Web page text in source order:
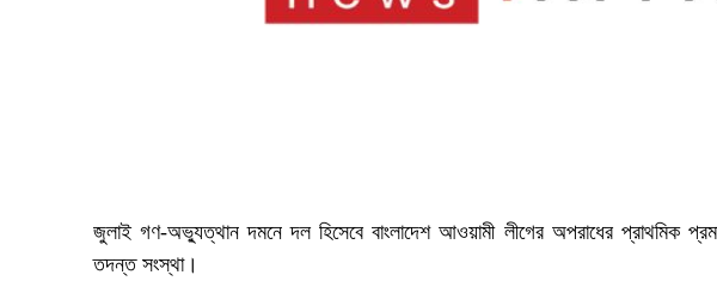
জুলাই গণ-অভ্যুত্থান দমনে দল হিসেবে বাংলাদেশ আওয়ামী লীগের অপরাধের প্রাথমিক
তদন্ত সংস্থা।